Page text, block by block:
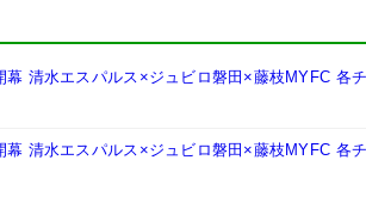
幕 清水エスパルス×ジュビロ磐田×藤枝MYFC 各
幕 清水エスパルス×ジュビロ磐田×藤枝MYFC 各